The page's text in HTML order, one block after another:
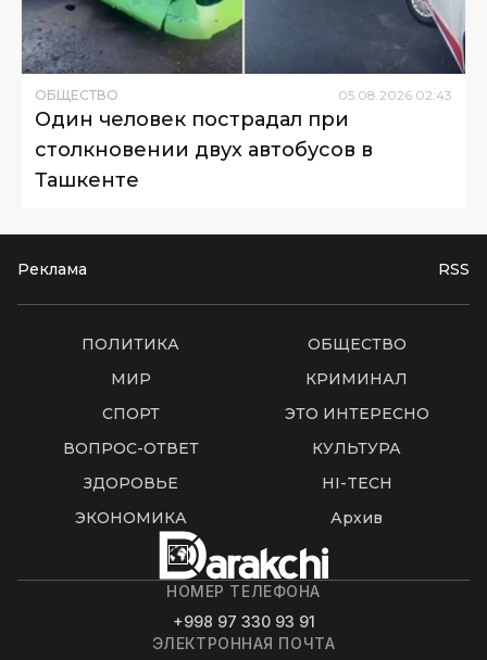
ОБЩЕСТВО 05.08.2026 02:43
Один человек пострадал при
столкновении двух автобусов в
Ташкенте
Реклама RSS
ПОЛИТИКА
ОБЩЕСТВО
МИР
КРИМИНАЛ
СПОРТ
ЭТО ИНТЕРЕСНО
ВОПРОС-ОТВЕТ
КУЛЬТУРА
ЗДОРОВЬЕ
HI-TECH
ЭКОНОМИКА
Архив
НОМЕР ТЕЛЕФОНА
+998 97 330 93 91
ЭЛЕКТРОННАЯ ПОЧТА